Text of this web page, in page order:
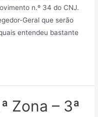
n.º 34 do CNJ.
Geral que serão
entendeu bastante
Zona – 3ª